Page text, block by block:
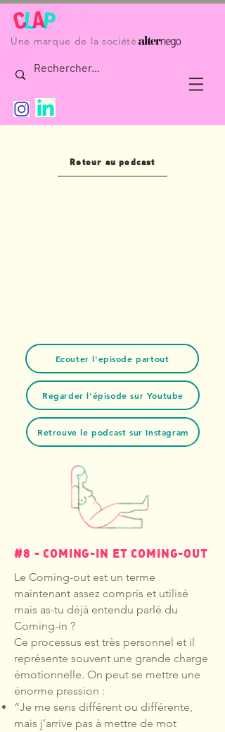
Une marque de la société
Retour au podcast
Ecouter l'episode partout
Regarder l'épisode sur Youtube
Retrouve le podcast sur Instagram
#8 - COMING-IN ET COMING-OUT
Le Coming-out est un terme
maintenant assez compris et utilisé
mais as-tu déjà entendu parlé du
Coming-in ?
Ce processus est très personnel et il
représente souvent une grande charge
émotionnelle. On peut se mettre une
énorme pression :
“Je me sens différent ou différente,
mais j’arrive pas à mettre de mot